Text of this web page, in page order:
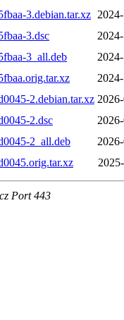
3.debian.tar.xz
3.dsc
3_all.deb
2.debian.tar.xz
2.dsc
2_all.deb
Port 443